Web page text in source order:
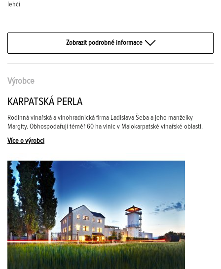
lehčí
Zobrazit podrobné informace
Výrobce
KARPATSKÁ PERLA
Rodinná vinařská a vinohradnická firma Ladislava Šeba a jeho manželky
Margity. Obhospodařují téměř 60 ha vinic v Malokarpatské vinařské oblasti.
Více o výrobci